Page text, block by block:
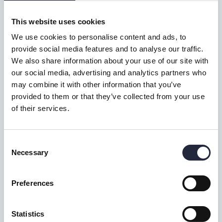
This website uses cookies
We use cookies to personalise content and ads, to
provide social media features and to analyse our traffic.
We also share information about your use of our site with
our social media, advertising and analytics partners who
may combine it with other information that you’ve
provided to them or that they’ve collected from your use
of their services.
Selection
Necessary
Preferences
Statistics
Närproducerad mat & dryck
Ju mer du letar, desto fler smaker finns att